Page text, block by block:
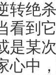
转绝
看到
是某
心中